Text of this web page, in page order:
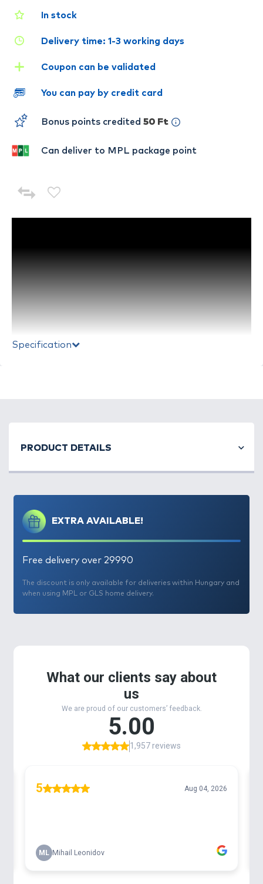
kollekcióval jelent meg a globális wobbler piacon,
immár nálunk is elérhetők! AYasei Trigger Twitch
olyan horgászok számára készült, akik szeretnek
aktívan pergetni a twitching módszerrel
csalikkal dolgozhatsz a sekély, jellemzően a meleg
hónapokban halakban bővelkedő öblök felszínétől,
egészen 2 méteres mélységig, ahol a késő őszi
kiegyensúlyozottságnak és a speciálisan beállított
első terelőnek köszönhetően sokféle technikát
használhatsz, a gyorstól a lassúig, rövid vagy hosszú
ragadozó erőteljes és vehemens rávágása követ.
Ami szintén fontos szempont, hogy a Trigger Twitch
rendkívül éles és erős BKK horgonyokkal
, amelyek ellenállnak a nagy,
Specification
In stock
Delivery time: 1-3 working days
Coupon can be validated
You can pay by credit card
Bonus points credited 50 Ft
Can deliver to MPL package point
EXTRA AVAILABLE!
Free delivery over 29990
The discount is only available for deliveries within Hungary and
when using MPL or GLS home delivery.
PRODUCT DETAILS